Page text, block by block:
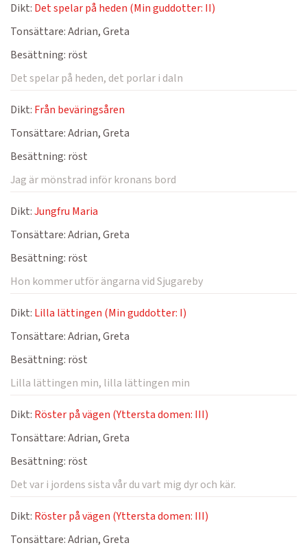
Dikt: Det spelar på heden (Min guddotter: II)
Tonsättare:Adrian, Greta
Besättning: röst
Det spelar på heden, det porlar i daln
Dikt: Från beväringsåren
Tonsättare:Adrian, Greta
Besättning: röst
Jag är mönstrad inför kronans bord
Dikt:Jungfru Maria
Tonsättare:Adrian, Greta
Besättning: röst
Hon kommer utför ängarna vid Sjugareby
Dikt: Lilla lättingen (Min guddotter: I)
Tonsättare:Adrian, Greta
Besättning: röst
Lilla lättingen min, lilla lättingen min
Dikt: Röster på vägen (Yttersta domen: III)
Tonsättare:Adrian, Greta
Besättning: röst
Det var i jordens sista vår du vart mig dyr och kär.
Dikt: Röster på vägen (Yttersta domen: III)
Tonsättare:Adrian, Greta